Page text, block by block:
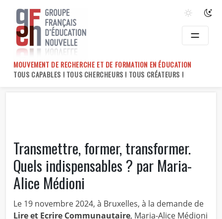
content
MOUVEMENT DE RECHERCHE ET DE FORMATION EN ÉDUCATION
TOUS CAPABLES ! TOUS CHERCHEURS ! TOUS CRÉATEURS !
Transmettre, former, transformer.
Quels indispensables ? par Maria-
Alice Médioni
Le 19 novembre 2024, à Bruxelles, à la demande de
Lire et Ecrire Communautaire, Maria-Alice Médioni